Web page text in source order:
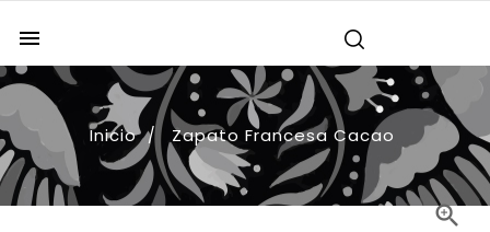

Inicio Zapato Francesa Cacao
